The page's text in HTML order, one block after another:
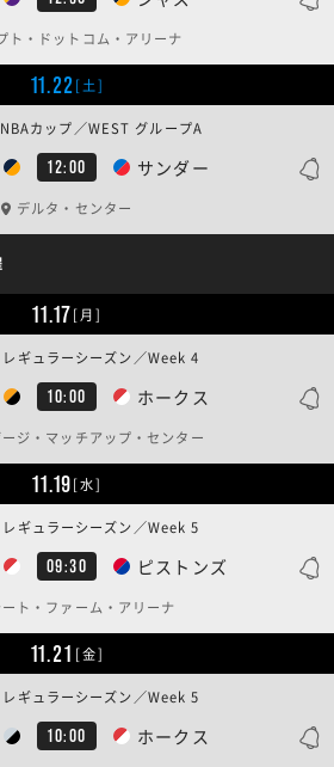
ト・ドットコム・アリーナ
11.22[土]
12:00 サンダー
カップ／WEST グループA
デルタ・センター
11.17[月]
10:00 ホークス
ュラーシーズン／Week 4
ジ・マッチアップ・センター
11.19[水]
09:30 ピストンズ
ュラーシーズン／Week 5
ト・ファーム・アリーナ
11.21 [金]
10:00 ホークス
ュラーシーズン／Week 5